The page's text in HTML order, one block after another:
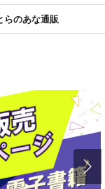
更新｜2025.12.30 掲載）
お知らせ（2025.11.21 掲載）
掲載）
らのあな通販